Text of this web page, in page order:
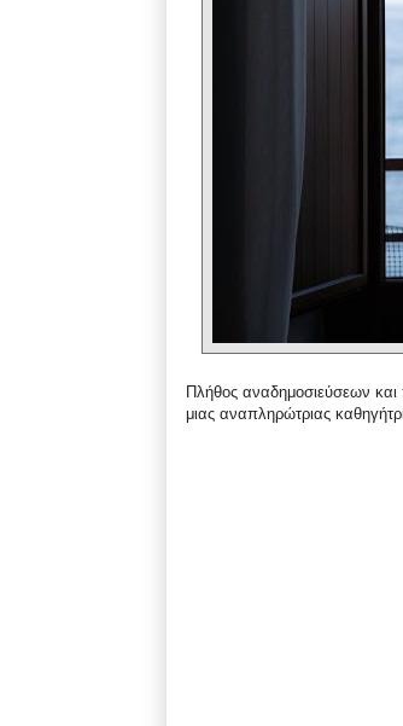
Πλήθος αναδημοσιεύσεων και
μιας αναπληρώτριας